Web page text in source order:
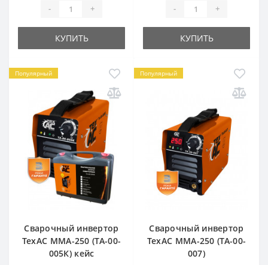
- +
КУПИТЬ
- +
КУПИТЬ
Популярный
Сварочный инвертор
ТехАС MMА-250 (TA-00-
005К) кейс
Популярный
Сварочный инвертор
ТехАС MMА-250 (TA-00-
007)